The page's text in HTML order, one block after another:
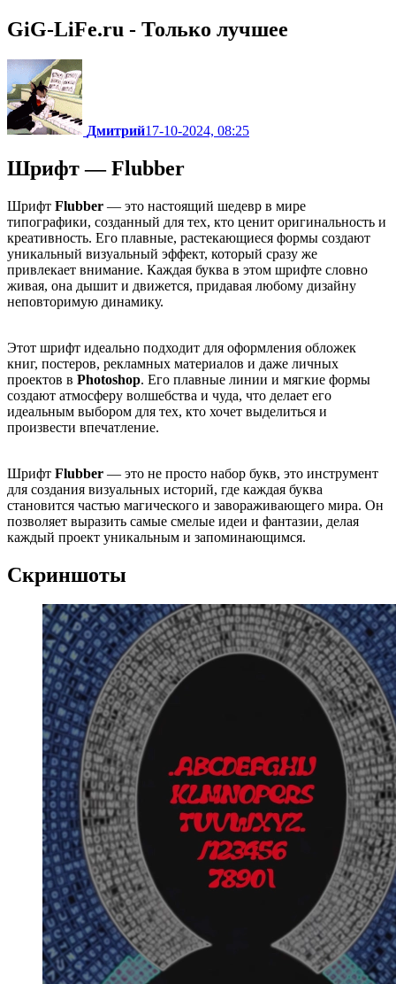
GiG-LiFe.ru - Только лучшее
Дмитрий17-10-2024, 08:25
Шрифт — Flubber
Шрифт Flubber — это настоящий шедевр в мире
типографики, созданный для тех, кто ценит оригинальность и
креативность. Его плавные, растекающиеся формы создают
уникальный визуальный эффект, который сразу же
привлекает внимание. Каждая буква в этом шрифте словно
живая, она дышит и движется, придавая любому дизайну
неповторимую динамику.
Этот шрифт идеально подходит для оформления обложек
книг, постеров, рекламных материалов и даже личных
проектов в Photoshop. Его плавные линии и мягкие формы
создают атмосферу волшебства и чуда, что делает его
идеальным выбором для тех, кто хочет выделиться и
произвести впечатление.
Шрифт Flubber — это не просто набор букв, это инструмент
для создания визуальных историй, где каждая буква
становится частью магического и завораживающего мира. Он
позволяет выразить самые смелые идеи и фантазии, делая
каждый проект уникальным и запоминающимся.
Скриншоты